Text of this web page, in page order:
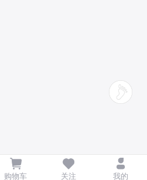
购物车 关注 我的